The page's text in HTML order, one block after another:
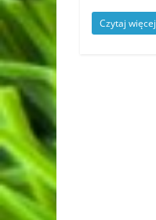
Czytaj więcej